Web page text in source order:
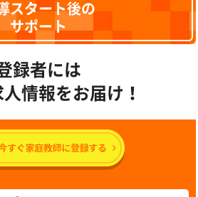
スタート後の
サポート
録者には
情報をお届け！